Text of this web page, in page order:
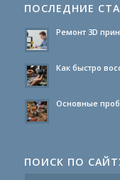
ПОСЛЕДНИЕ
Ремонт 3D
Как быстро
Основные
ПОИСК ПО